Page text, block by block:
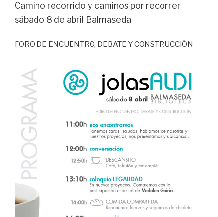
Camino recorrido y caminos por recorrer
sábado 8 de abril Balmaseda
FORO DE ENCUENTRO, DEBATE Y CONSTRUCCIÓN